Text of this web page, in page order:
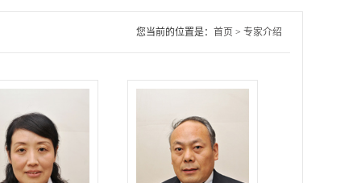
您当前的位置是： 首页 > 专家介绍